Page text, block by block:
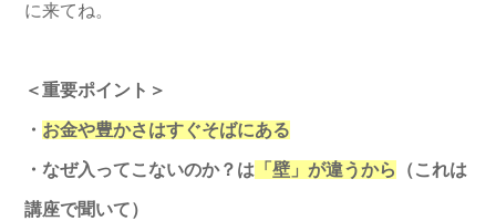
に来てね。
＜重要ポイント＞
・ お金や豊かさはすぐそばにある
・なぜ入ってこないのか？は 「壁」が違うから （これは
講座で聞いて）